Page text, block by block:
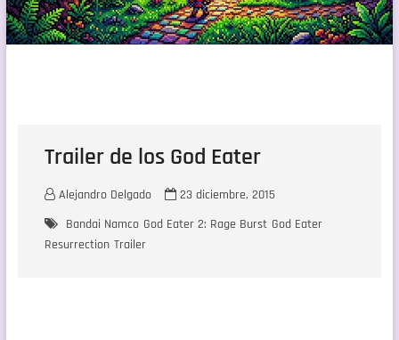
Trailer de los God Eater
Alejandro Delgado
23 diciembre, 2015
Bandai Namco God Eater 2: Rage Burst God Eater
Resurrection Trailer